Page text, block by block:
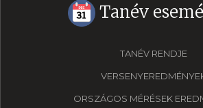
Tanév
TANÉV RENDJE
ORSZÁGOS MÉRÉSEK